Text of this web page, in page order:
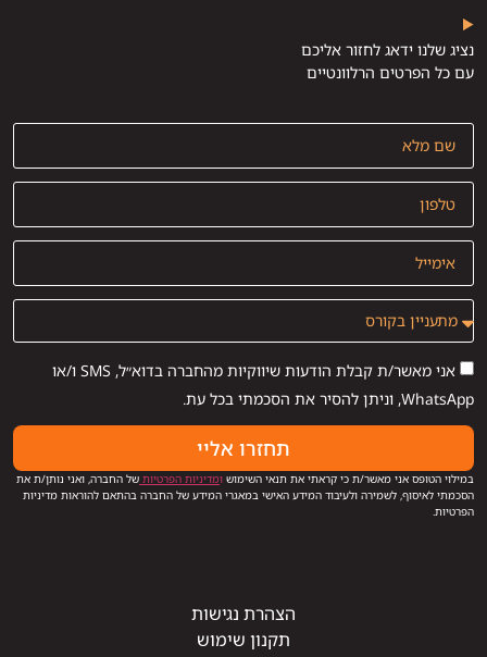
נציג שלנו ידאג לחזור אליכם
עם כל הפרטים הרלוונטיים
אני מאשר/ת קבלת הודעות שיווקיות מהחברה בדוא״ל, SMS ו/או
WhatsApp, וניתן להסיר את הסכמתי בכל עת.
תחזרו אליי
במילוי הטופס אני מאשר/ת כי קראתי את תנאי השימוש ומדיניות הפרטיות של החברה, ואני נותן/ת את
הסכמתי לאיסוף, לשמירה ולעיבוד המידע האישי במאגרי המידע של החברה בהתאם להוראות מדיניות
הפרטיות.
הצהרת נגישות
תקנון שימוש